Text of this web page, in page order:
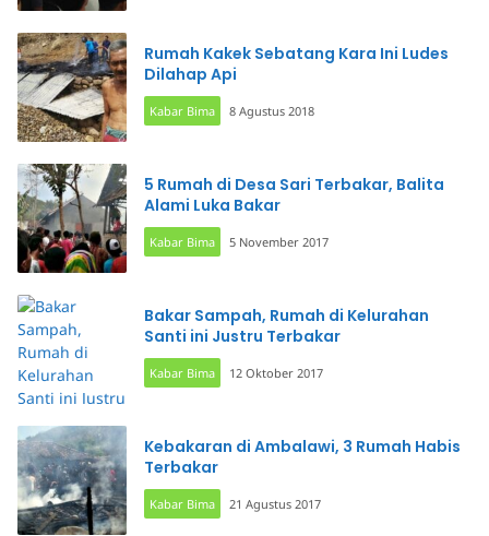
Rumah Kakek Sebatang Kara Ini Ludes
Dilahap Api
Kabar Bima 8 Agustus 2018
5 Rumah di Desa Sari Terbakar, Balita
Alami Luka Bakar
Kabar Bima 5 November 2017
Bakar Sampah, Rumah di Kelurahan
Santi ini Justru Terbakar
Kabar Bima 12 Oktober 2017
Kebakaran di Ambalawi, 3 Rumah Habis
Terbakar
Kabar Bima 21 Agustus 2017